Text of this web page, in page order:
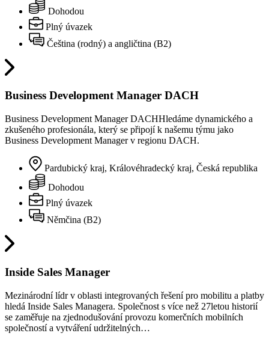
Dohodou
Plný úvazek
Čeština (rodný) a angličtina (B2)
Business Development Manager DACH
Business Development Manager DACHHledáme dynamického a
zkušeného profesionála, který se připojí k našemu týmu jako
Business Development Manager v regionu DACH.
Pardubický kraj, Královéhradecký kraj, Česká republika
Dohodou
Plný úvazek
Němčina (B2)
Inside Sales Manager
Mezinárodní lídr v oblasti integrovaných řešení pro mobilitu a platby
hledá Inside Sales Managera. Společnost s více než 27letou historií
se zaměřuje na zjednodušování provozu komerčních mobilních
společností a vytváření udržitelných…